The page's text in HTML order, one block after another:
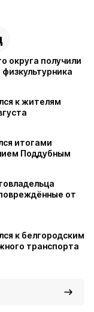
округа получили
к жителям
итогами
Поддубным
от
к белгородским
транспорта